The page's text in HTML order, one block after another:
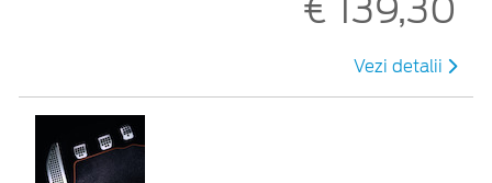
€ 139,30
Vezi detalii